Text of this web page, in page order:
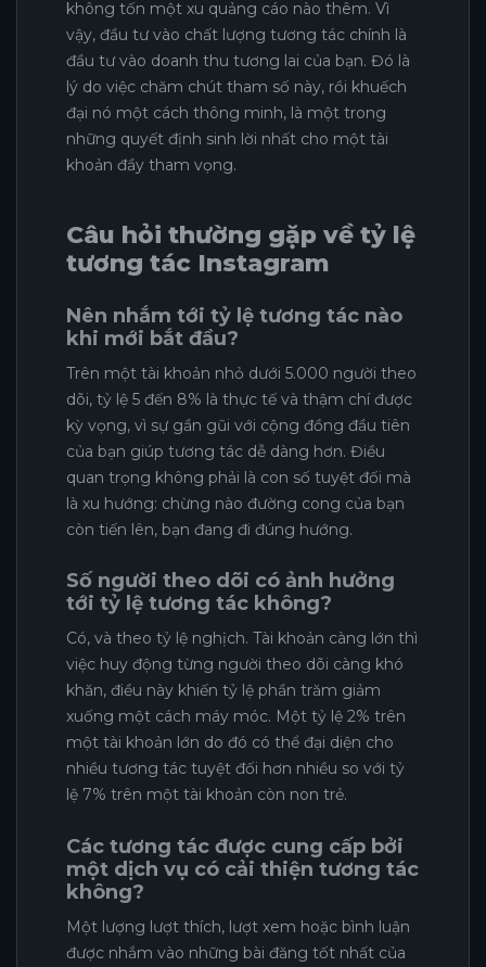
không tốn một xu quảng cáo nào thêm. Vì
vậy, đầu tư vào chất lượng tương tác chính là
đầu tư vào doanh thu tương lai của bạn. Đó là
lý do việc chăm chút tham số này, rồi khuếch
đại nó một cách thông minh, là một trong
những quyết định sinh lời nhất cho một tài
khoản đầy tham vọng.
Câu hỏi thường gặp về tỷ lệ
tương tác Instagram
Nên nhắm tới tỷ lệ tương tác nào
khi mới bắt đầu?
Trên một tài khoản nhỏ dưới 5.000 người theo
dõi, tỷ lệ 5 đến 8% là thực tế và thậm chí được
kỳ vọng, vì sự gần gũi với cộng đồng đầu tiên
của bạn giúp tương tác dễ dàng hơn. Điều
quan trọng không phải là con số tuyệt đối mà
là xu hướng: chừng nào đường cong của bạn
còn tiến lên, bạn đang đi đúng hướng.
Số người theo dõi có ảnh hưởng
tới tỷ lệ tương tác không?
Có, và theo tỷ lệ nghịch. Tài khoản càng lớn thì
việc huy động từng người theo dõi càng khó
khăn, điều này khiến tỷ lệ phần trăm giảm
xuống một cách máy móc. Một tỷ lệ 2% trên
một tài khoản lớn do đó có thể đại diện cho
nhiều tương tác tuyệt đối hơn nhiều so với tỷ
lệ 7% trên một tài khoản còn non trẻ.
Các tương tác được cung cấp bởi
một dịch vụ có cải thiện tương tác
không?
Một lượng lượt thích, lượt xem hoặc bình luận
được nhắm vào những bài đăng tốt nhất của